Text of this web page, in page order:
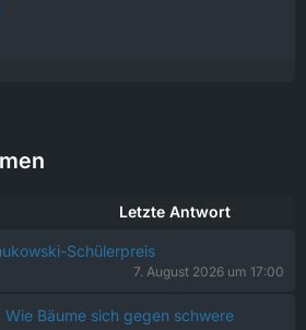
Letzte Antwort
Schülerpreis
7. August 2026 um 17:00
Wie Bäume sich gegen schwere